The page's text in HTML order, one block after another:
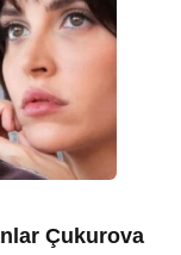
Çukurova